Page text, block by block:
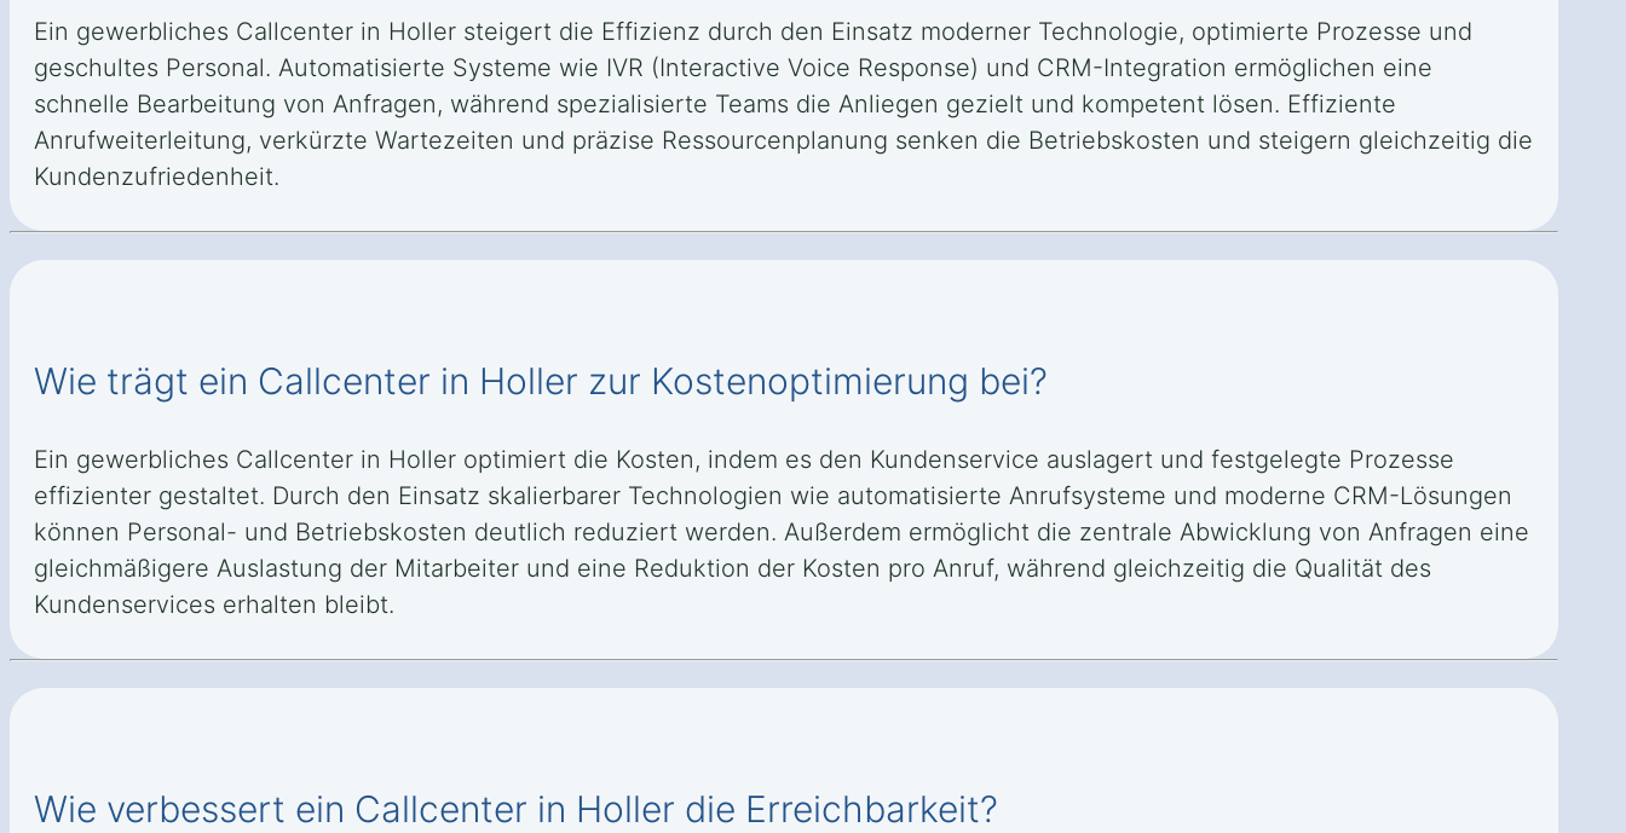
Ein gewerbliches Callcenter in Holler steigert die Effizienz durch den Einsatz moderner Technologie, optimierte Prozesse und
geschultes Personal. Automatisierte Systeme wie IVR (Interactive Voice Response) und CRM-Integration ermöglichen eine
schnelle Bearbeitung von Anfragen, während spezialisierte Teams die Anliegen gezielt und kompetent lösen. Effiziente
Anrufweiterleitung, verkürzte Wartezeiten und präzise Ressourcenplanung senken die Betriebskosten und steigern gleichzeitig die
Kundenzufriedenheit.
Wie trägt ein Callcenter in Holler zur Kostenoptimierung bei?
Ein gewerbliches Callcenter in Holler optimiert die Kosten, indem es den Kundenservice auslagert und festgelegte Prozesse
effizienter gestaltet. Durch den Einsatz skalierbarer Technologien wie automatisierte Anrufsysteme und moderne CRM-Lösungen
können Personal- und Betriebskosten deutlich reduziert werden. Außerdem ermöglicht die zentrale Abwicklung von Anfragen eine
gleichmäßigere Auslastung der Mitarbeiter und eine Reduktion der Kosten pro Anruf, während gleichzeitig die Qualität des
Kundenservices erhalten bleibt.
Wie verbessert ein Callcenter in Holler die Erreichbarkeit?